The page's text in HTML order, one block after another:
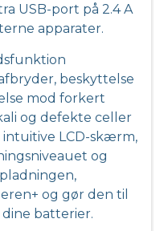
USB-port på 2.4 A
apparater.
beskyttelse
mod forkert
og defekte celler
intuitive LCD-skærm,
og
og gør den til
batterier.